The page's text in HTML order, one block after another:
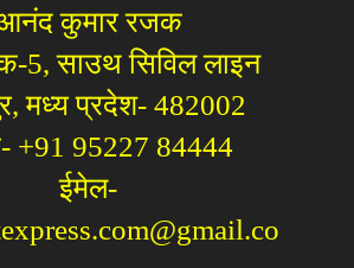
कुमार रजक
5, साउथ सिविल लाइन
मध्य प्रदेश- 482002
+91 95227 84444
ईमेल-